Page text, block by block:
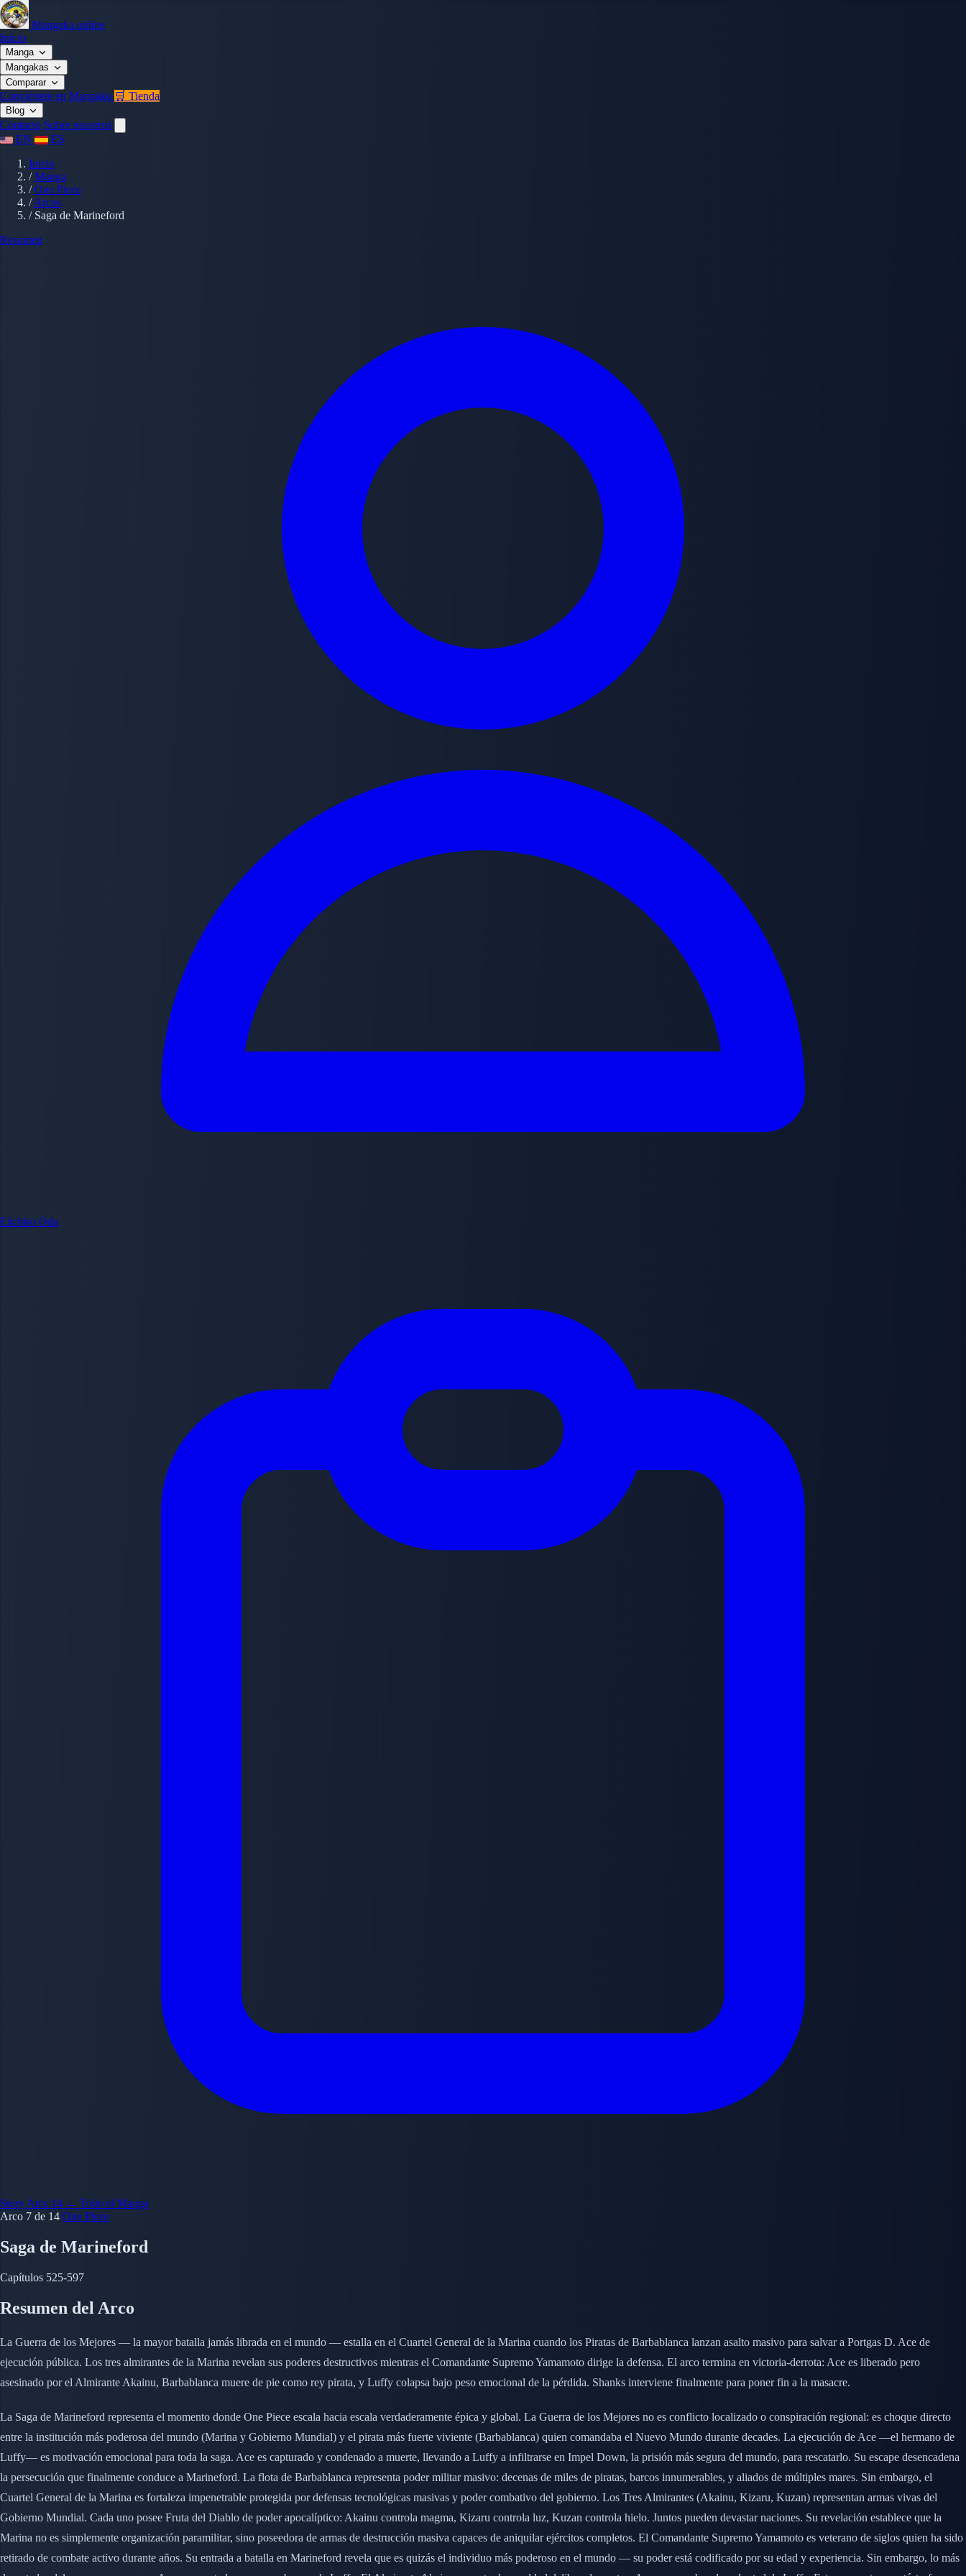
Mangaka.online
Inicio
Manga
Mangakas
Comparar
Conviértete en Mangaka 🛒 Tienda
Blog
Contacto Sobre nosotros
EN
ES
Inicio
/ Manga
/ One Piece
/ Arcos
/ Saga de Marineford
Resumen
Eiichiro Oda
Story Arcs 14 ← Todo el Manga
Arco 7 de 14 One Piece
Saga de Marineford
Capítulos 525-597
Resumen del Arco
La Guerra de los Mejores — la mayor batalla jamás librada en el mundo — estalla en el Cuartel General de la Marina cuando los Piratas de Barbablanca lanzan asalto masivo para salvar a Portgas D. Ace de
ejecución pública. Los tres almirantes de la Marina revelan sus poderes destructivos mientras el Comandante Supremo Yamamoto dirige la defensa. El arco termina en victoria-derrota: Ace es liberado pero
asesinado por el Almirante Akainu, Barbablanca muere de pie como rey pirata, y Luffy colapsa bajo peso emocional de la pérdida. Shanks interviene finalmente para poner fin a la masacre.
La Saga de Marineford representa el momento donde One Piece escala hacia escala verdaderamente épica y global. La Guerra de los Mejores no es conflicto localizado o conspiración regional: es choque directo
entre la institución más poderosa del mundo (Marina y Gobierno Mundial) y el pirata más fuerte viviente (Barbablanca) quien comandaba el Nuevo Mundo durante decades. La ejecución de Ace —el hermano de
Luffy— es motivación emocional para toda la saga. Ace es capturado y condenado a muerte, llevando a Luffy a infiltrarse en Impel Down, la prisión más segura del mundo, para rescatarlo. Su escape desencadena
la persecución que finalmente conduce a Marineford. La flota de Barbablanca representa poder militar masivo: decenas de miles de piratas, barcos innumerables, y aliados de múltiples mares. Sin embargo, el
Cuartel General de la Marina es fortaleza impenetrable protegida por defensas tecnológicas masivas y poder combativo del gobierno. Los Tres Almirantes (Akainu, Kizaru, Kuzan) representan armas vivas del
Gobierno Mundial. Cada uno posee Fruta del Diablo de poder apocalíptico: Akainu controla magma, Kizaru controla luz, Kuzan controla hielo. Juntos pueden devastar naciones. Su revelación establece que la
Marina no es simplemente organización paramilitar, sino poseedora de armas de destrucción masiva capaces de aniquilar ejércitos completos. El Comandante Supremo Yamamoto es veterano de siglos quien ha sido
retirado de combate activo durante años. Su entrada a batalla en Marineford revela que es quizás el individuo más poderoso en el mundo — su poder está codificado por su edad y experiencia. Sin embargo, lo más